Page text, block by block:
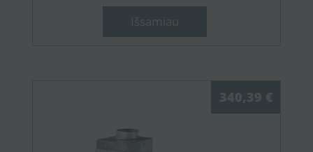
Išsamiau
340,39 €